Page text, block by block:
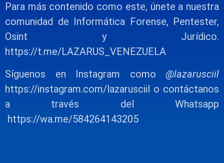
Para más contenido como este, únete a nuestra
comunidad de Informática Forense, Pentester,
Osint y Jurídico.
https://t.me/LAZARUS_VENEZUELA
Síguenos en Instagram como @lazarusciil
https://instagram.com/lazarusciil o contáctanos
a través del Whatsapp
https://wa.me/584264143205